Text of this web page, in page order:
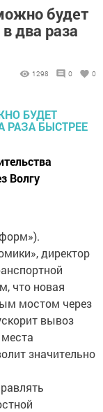
будет
два раза
1298 0 0
Волгу
директор
что новая
мостом через
вывоз
значительно